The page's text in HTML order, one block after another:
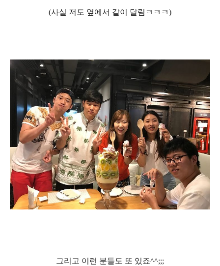
(사실 저도 옆에서 같이 달림ㅋㅋㅋ)
그리고 이런 분들도 또 있죠^^;;;